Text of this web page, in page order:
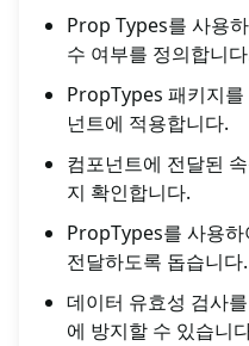
Prop Types를 사용
수 여부를 정의합니
PropTypes 패키지
넌트에 적용합니다.
컴포넌트에 전달된
지 확인합니다.
PropTypes를 사용
전달하도록 돕습니다.
데이터 유효성 검사
에 방지할 수 있습니